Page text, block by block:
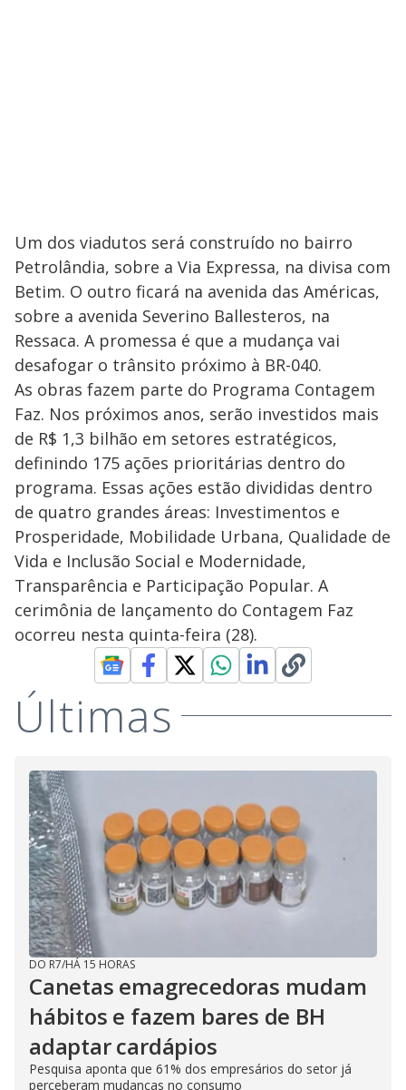
Um dos viadutos será construído no bairro
Petrolândia, sobre a Via Expressa, na divisa com
Betim. O outro ficará na avenida das Américas,
sobre a avenida Severino Ballesteros, na
Ressaca. A promessa é que a mudança vai
desafogar o trânsito próximo à BR-040.
As obras fazem parte do Programa Contagem
Faz. Nos próximos anos, serão investidos mais
de R$ 1,3 bilhão em setores estratégicos,
definindo 175 ações prioritárias dentro do
programa. Essas ações estão divididas dentro
de quatro grandes áreas: Investimentos e
Prosperidade, Mobilidade Urbana, Qualidade de
Vida e Inclusão Social e Modernidade,
Transparência e Participação Popular. A
cerimônia de lançamento do Contagem Faz
ocorreu nesta quinta-feira (28).
Últimas
DO R7/HÁ 15 HORAS
Canetas emagrecedoras mudam
hábitos e fazem bares de BH
adaptar cardápios
Pesquisa aponta que 61% dos empresários do setor já
perceberam mudanças no consumo